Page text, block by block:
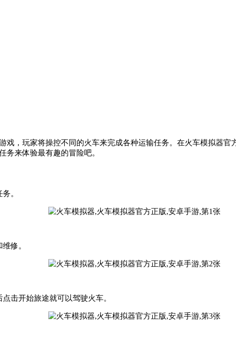
戏，玩家将操控不同的火车来完成各种运输任务。在火车模拟器
务来体验最有趣的冒险吧。
。
修。
击开始旅途就可以驾驶火车。